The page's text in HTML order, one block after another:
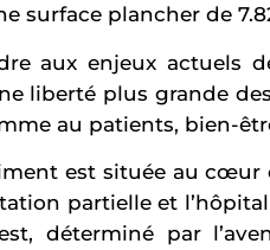
surface plancher de
aux enjeux actuels
liberté plus grande
au patients, bien-
est située au cœur
partielle et
déterminé par